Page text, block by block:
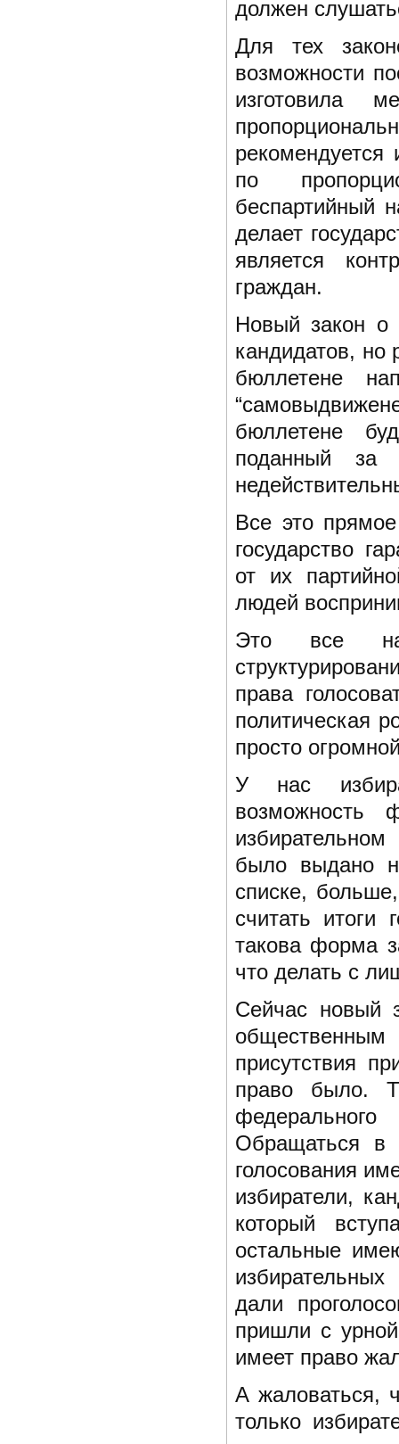
должен
Для тех
возможности
изготовила
рекомендуется
по
беспартийный
делает
является
граждан.
Новый закон о
кандидатов, но
бюллетене
бюллетене
поданный за
Все это
государство
от их
людей
Это все
права
политическая
просто
У нас
возможность
было выдано
списке,
считать итоги
такова форма
что делать с
Сейчас новый
присутствия
право было.
Обращаться в
голосования
избиратели,
который
остальные
дали
пришли с
имеет право
А жаловаться,
только